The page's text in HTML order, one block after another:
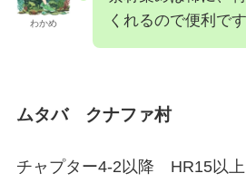
わかめ
くれるので便利です
ムタバ クナファ村
チャプター4-2以降 HR15以上